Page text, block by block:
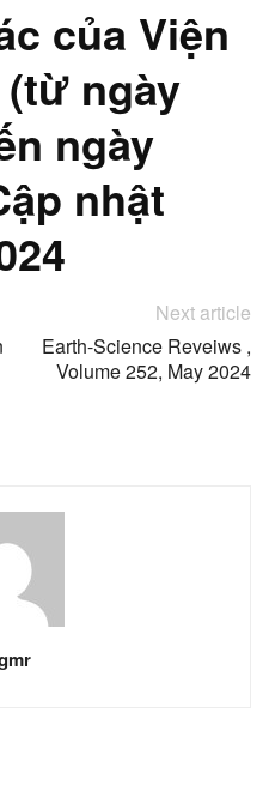
của Viện
ngày
ngày
nhật
Next article
Earth-Science Reveiws ,
Volume 252, May 2024